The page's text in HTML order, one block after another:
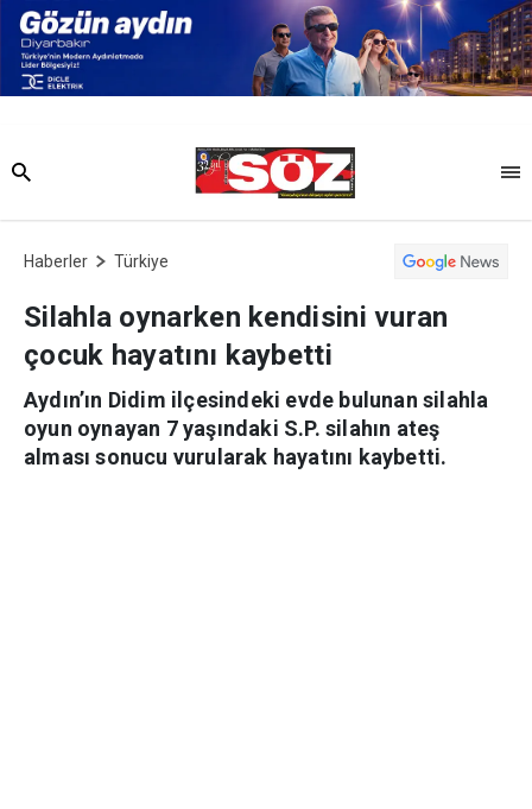
Haberler Türkiye
Silahla oynarken kendisini vuran
çocuk hayatını kaybetti
Aydın’ın Didim ilçesindeki evde bulunan silahla
oyun oynayan 7 yaşındaki S.P. silahın ateş
alması sonucu vurularak hayatını kaybetti.